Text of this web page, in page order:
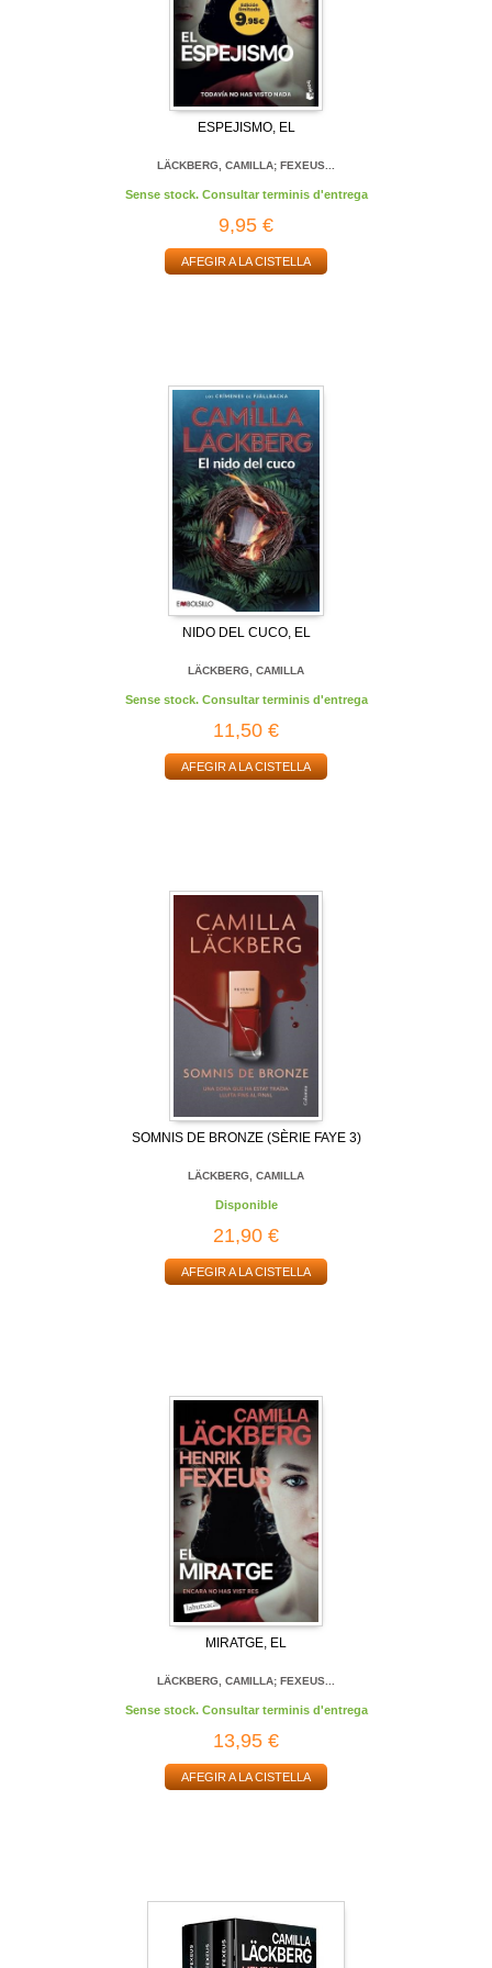
ESPEJISMO, EL
LÄCKBERG, CAMILLA; FEXEUS...
Sense stock. Consultar terminis d'entrega
9,95 €
AFEGIR A LA CISTELLA
NIDO DEL CUCO, EL
LÄCKBERG, CAMILLA
Sense stock. Consultar terminis d'entrega
11,50 €
AFEGIR A LA CISTELLA
SOMNIS DE BRONZE (SÈRIE FAYE 3)
LÄCKBERG, CAMILLA
Disponible
21,90 €
AFEGIR A LA CISTELLA
MIRATGE, EL
LÄCKBERG, CAMILLA; FEXEUS...
Sense stock. Consultar terminis d'entrega
13,95 €
AFEGIR A LA CISTELLA